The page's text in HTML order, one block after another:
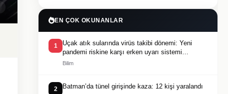
EN ÇOK OKUNANLAR
1
Uçak atık sularında virüs takibi dönemi: Yeni
pandemi riskine karşı erken uyarı sistemi
geliştiriliyor
Bilim
2 Batman’da tünel girişinde kaza: 12 kişi yaralandı